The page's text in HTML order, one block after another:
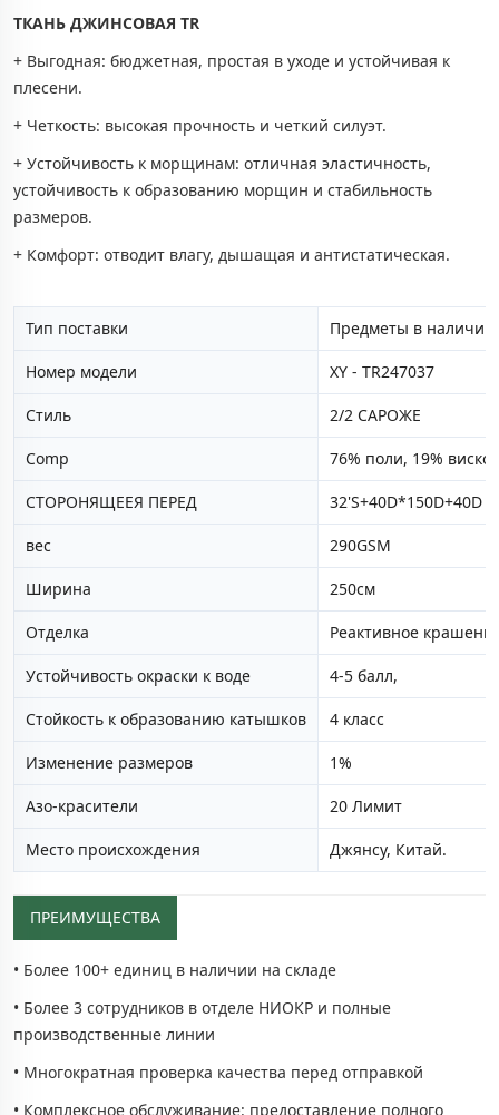
ТКАНЬ ДЖИНСОВАЯ TR
+ Выгодная: бюджетная, простая в уходе и устойчивая к
плесени.
+ Четкость: высокая прочность и четкий силуэт.
+ Устойчивость к морщинам: отличная эластичность,
устойчивость к образованию морщин и стабильность
размеров.
+ Комфорт: отводит влагу, дышащая и антистатическая.
Тип поставки Предметы в наличии
Номер модели XY - TR247037
Стиль 2/2 САРОЖЕ
Comp 76% поли, 19%
СТОРОНЯЩЕЕЯ ПЕРЕД 32'S+40D*150D+40D
вес 290GSM
Ширина 250см
Отделка Реактивное
Устойчивость окраски к воде 4-5 балл,
Стойкость к образованию катышков 4 класс
Изменение размеров 1%
Азо-красители 20 Лимит
Место происхождения Джянсу, Китай.
ПРЕИМУЩЕСТВА
• Более 100+ единиц в наличии на складе
• Более 3 сотрудников в отделе НИОКР и полные
производственные линии
• Многократная проверка качества перед отправкой
• Комплексное обслуживание: предоставление полного